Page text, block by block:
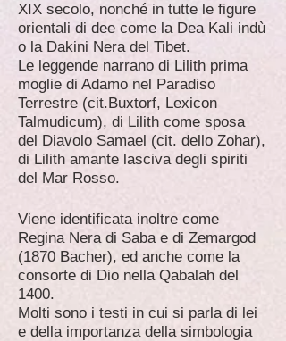
XIX secolo, nonché in tutte le figure
orientali di dee come la Dea Kali indù
o la Dakini Nera del Tibet.
Le leggende narrano di Lilith prima
moglie di Adamo nel Paradiso
Terrestre (cit.Buxtorf, Lexicon
Talmudicum), di Lilith come sposa
del Diavolo Samael (cit. dello Zohar),
di Lilith amante lasciva degli spiriti
del Mar Rosso.
Viene identificata inoltre come
Regina Nera di Saba e di Zemargod
(1870 Bacher), ed anche come la
consorte di Dio nella Qabalah del
1400.
Molti sono i testi in cui si parla di lei
e della importanza della simbologia